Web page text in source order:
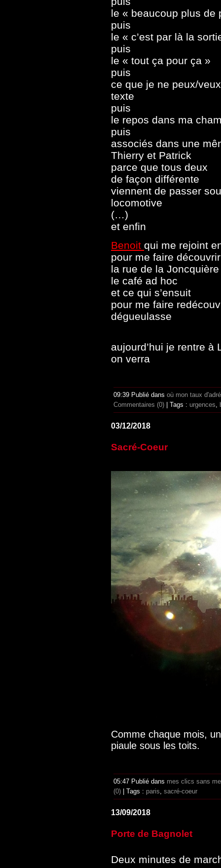
le « beaucoup plus de
puis
le « c’est par là la
puis
le « tout ça pour ça »
puis
ce que je ne peux/
texte
puis
le repos dans ma
puis
associés dans une
Thierry et Patrick
parce que tous deux
de façon différente
viennent de passer
locomotive
(…)
et enfin
Benoit qui me rejoint
pour me faire
la rue de la Joncquière
le café ad hoc
et ce qui s’ensuit
pour me faire
dégueulasse
aujourd’hui je rentre à
on verra
09:39 Publié dans où mon taux
Commentaires (0) | Tags : urgences
03/12/2018
Sacré-Coeur
Comme chaque mois,
piaule sous les toits.
05:47 Publié dans mes clics sans
(0) | Tags : paris, sacré-coeur
13/09/2018
Porte de Bagnolet
Deux minutes de